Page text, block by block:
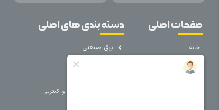
صفحات اصلی
خانه
درباره ما
دسته بندی های اصلی
برق صنعتی
تجهیزات حفاظتی و کنترلی